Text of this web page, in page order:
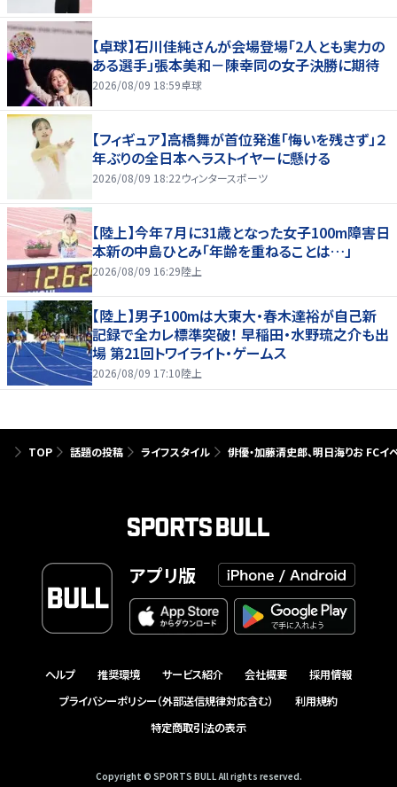
【卓球】石川佳純さんが会場登場「2人とも実力の
ある選手」張本美和－陳幸同の女子決勝に期待
2026/08/09 18:59卓球
【フィギュア】高橋舞が首位発進「悔いを残さず」２
年ぶりの全日本へラストイヤーに懸ける
2026/08/09 18:22ウィンタースポーツ
【陸上】今年７月に31歳となった女子100m障害日
本新の中島ひとみ「年齢を重ねることは…」
2026/08/09 16:29陸上
【陸上】男子100mは大東大・春木達裕が自己新
記録で全カレ標準突破！ 早稲田・水野琉之介も出
場 第21回トワイライト・ゲームス
2026/08/09 17:10陸上
TOP 話題の投稿 ライフスタイル 俳優・加藤清史郎、明日海りお FCイ
アプリ版
ヘルプ 推奨環境 サービス紹介 会社概要
採用情報
プライバシーポリシー（外部送信規律対応含む）
利用規約
特定商取引法の表示
Copyright © SPORTS BULL All rights reserved.